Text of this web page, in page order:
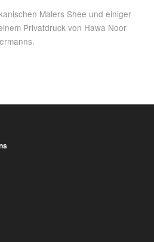
Malers Shee und einiger
Privatdruck von Hawa Noor